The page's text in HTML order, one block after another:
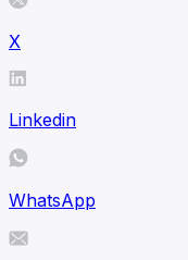
X
Linkedin
WhatsApp